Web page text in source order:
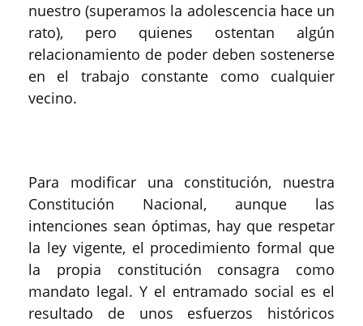
nuestro (superamos la adolescencia hace un
rato), pero quienes ostentan algún
relacionamiento de poder deben sostenerse
en el trabajo constante como cualquier
vecino.
Para modificar una constitución, nuestra
Constitución Nacional, aunque las
intenciones sean óptimas, hay que respetar
la ley vigente, el procedimiento formal que
la propia constitución consagra como
mandato legal. Y el entramado social es el
resultado de unos esfuerzos históricos